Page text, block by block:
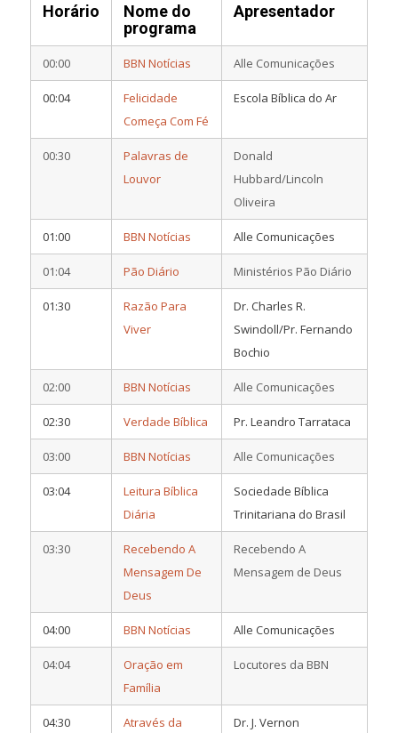
Horário
Nome do
programa
Apresentador
00:00 BBN Notícias Alle Comunicações
00:04
Felicidade
Começa Com Fé
Escola Bíblica do Ar
00:30
Palavras de
Louvor
Donald
Hubbard/Lincoln
Oliveira
01:00 BBN Notícias Alle Comunicações
01:04 Pão Diário Ministérios Pão Diário
01:30
Razão Para
Viver
Dr. Charles R.
Swindoll/Pr. Fernando
Bochio
02:00 BBN Notícias Alle Comunicações
02:30 Verdade Bíblica Pr. Leandro Tarrataca
03:00 BBN Notícias Alle Comunicações
03:04
Leitura Bíblica
Diária
Sociedade Bíblica
Trinitariana do Brasil
03:30
Recebendo A
Mensagem De
Deus
Recebendo A
Mensagem de Deus
04:00 BBN Notícias Alle Comunicações
04:04
Oração em
Família
Locutores da BBN
04:30
Através da
Dr. J. Vernon